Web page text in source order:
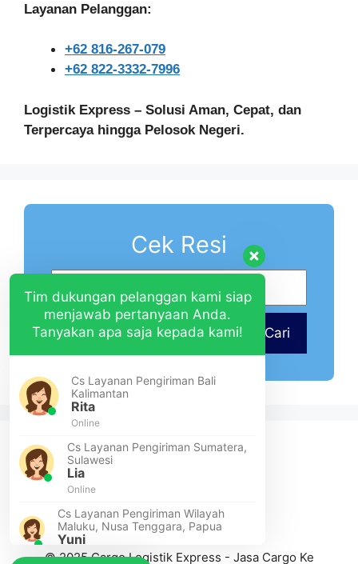
Layanan Pelanggan:
+62 816-267-079
+62 822-3332-7996
Logistik Express – Solusi Aman, Cepat, dan
Terpercaya hingga Pelosok Negeri.
Cek Resi
Cari
© 2025 Cargo Logistik Express - Jasa Cargo Ke
Tim dukungan pelanggan kami siap
menjawab pertanyaan Anda.
Tanyakan apa saja kepada kami!
Cs Layanan Pengiriman Bali
Kalimantan
Rita
Online
Cs Layanan Pengiriman Sumatera,
Sulawesi
Lia
Online
Cs Layanan Pengiriman Wilayah
Maluku, Nusa Tenggara, Papua
Yuni
Online